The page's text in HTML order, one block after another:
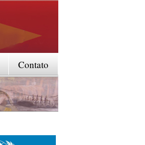
Contato